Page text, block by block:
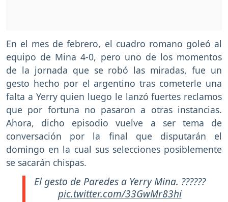
En el mes de febrero, el cuadro romano goleó al
equipo de Mina 4-0, pero uno de los momentos
de la jornada que se robó las miradas, fue un
gesto hecho por el argentino tras cometerle una
falta a Yerry quien luego le lanzó fuertes reclamos
que por fortuna no pasaron a otras instancias.
Ahora, dicho episodio vuelve a ser tema de
conversación por la final que disputarán el
domingo en la cual sus selecciones posiblemente
se sacarán chispas.
El gesto de Paredes a Yerry Mina. ??????
pic.twitter.com/33GwMr83hi